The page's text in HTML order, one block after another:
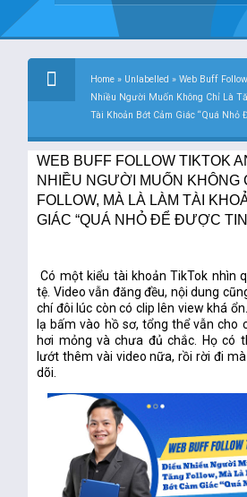
Home » Unlabelled »Web Buff
Nhiều Người Muốn Không Chỉ Là
Tài Khoản Bớt Cảm Giác “Quá Nhỏ
WEB BUFF FOLLOW TIKTOK
NHIỀU NGƯỜI MUỐN KHÔNG
FOLLOW, MÀ LÀ LÀM TÀI
GIÁC “QUÁ NHỎ ĐỂ ĐƯỢC
Có một kiểu tài khoản TikTok nhìn
tệ. Video vẫn đăng đều, nội dung
chí đôi lúc còn có clip lên view khá
lạ bấm vào hồ sơ, tổng thể vẫn cho
hơi mỏng và chưa đủ chắc. Họ có
lướt thêm vài video nữa, rồi rời đi
dõi.